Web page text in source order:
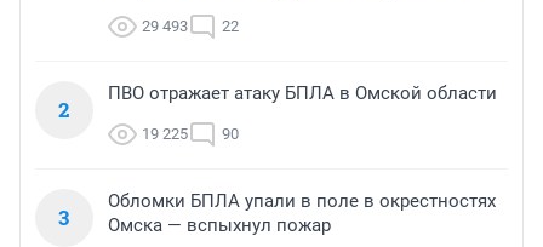
29 493 22
2
ПВО отражает атаку БПЛА в Омской области
19 225 90
3
Обломки БПЛА упали в поле в окрестностях
Омска — вспыхнул пожар